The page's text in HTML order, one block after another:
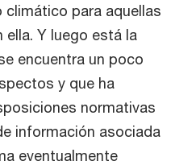
para aquellas
Y luego está la
encuentra un poco
y que ha
normativas
información asociada
eventualmente